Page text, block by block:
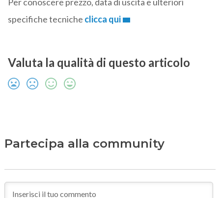
Per conoscere prezzo, data di uscita e ulteriori
specifiche tecniche clicca qui
Valuta la qualità di questo articolo
Partecipa alla community